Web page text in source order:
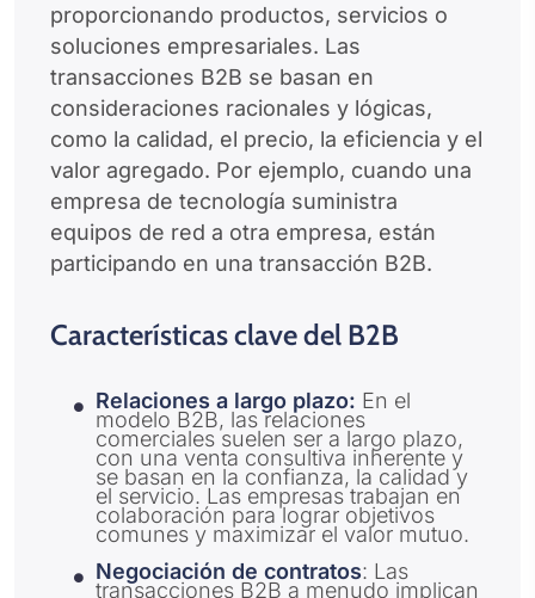
proporcionando productos, servicios o
soluciones empresariales. Las
transacciones B2B se basan en
consideraciones racionales y lógicas,
como la calidad, el precio, la eficiencia y el
valor agregado. Por ejemplo, cuando una
empresa de tecnología suministra
equipos de red a otra empresa, están
participando en una transacción B2B.
Características clave del B2B
Relaciones a largo plazo: En el
modelo B2B, las relaciones
comerciales suelen ser a largo plazo,
con una venta consultiva inherente y
se basan en la confianza, la calidad y
el servicio. Las empresas trabajan en
colaboración para lograr objetivos
comunes y maximizar el valor mutuo.
Negociación de contratos: Las
transacciones B2B a menudo implican